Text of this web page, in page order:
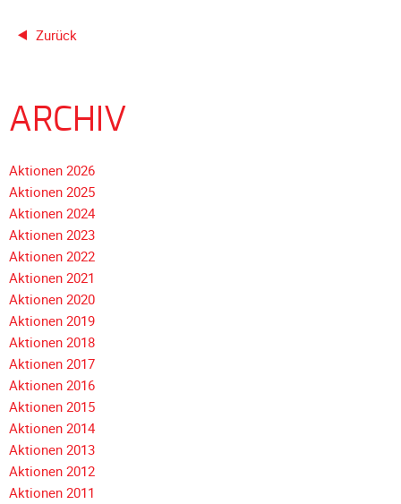
Unterfahrschutz
Unterfahrschutz
-
in
Absenkung
Streckensicherung
Meldeformular
Flex.
Kurvenleittafel
Galerien
Galerie
2026
Galerie
2025
Galerie
2024
Zurück
ARCHIV
Aktionen 2026
Aktionen 2025
Aktionen 2024
Aktionen 2023
Aktionen 2022
Aktionen 2021
Aktionen 2020
Aktionen 2019
Aktionen 2018
Navigation
überspringen
Aktionen 2017
Aktionen 2016
Aktionen 2015
Aktionen 2014
Aktionen 2013
Aktionen 2012
Aktionen 2011